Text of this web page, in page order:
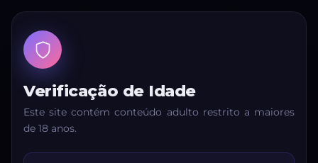
Verificação de Idade
Este site contém conteúdo adulto restrito a maiores
de 18 anos.